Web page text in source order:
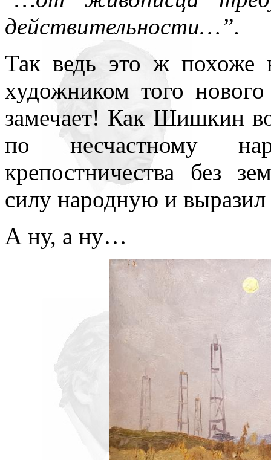
действительности…”.
Так ведь это ж похоже
художником того
замечает! Как Шишкин
по несчастному
крепостничества без
силу народную и выразил
А ну, а ну…